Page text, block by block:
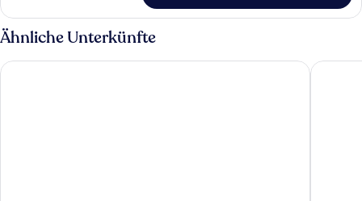
Studiosuite
Ähnliche Unterkünfte
FunGee S Hotel Zhangjiajie National Park